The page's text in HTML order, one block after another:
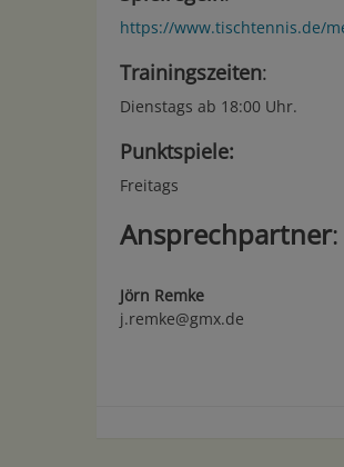
https://www.tischtennis.de/
Trainingszeiten:
Dienstags ab 18:00 Uhr.
Punktspiele:
Freitags
Ansprechpartner:
Jörn Remke
j.remke@gmx.de